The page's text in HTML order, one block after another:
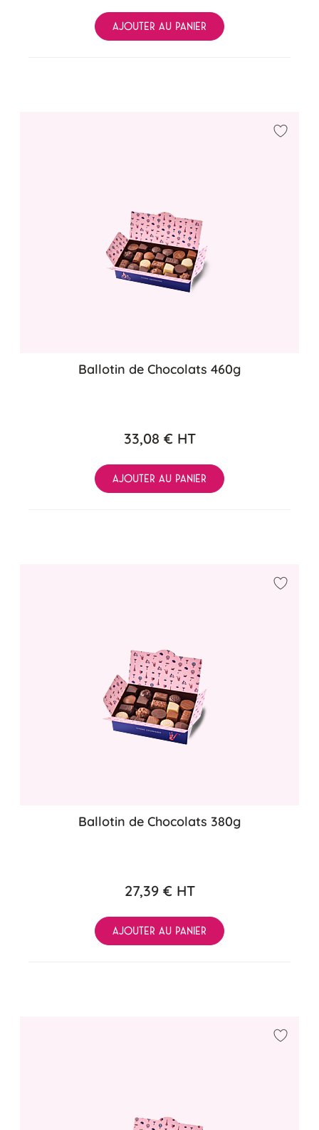
AJOUTER AU PANIER
Ballotin de Chocolats 460g
33,08 €HT
AJOUTER AU PANIER
Ballotin de Chocolats 380g
27,39 €HT
AJOUTER AU PANIER